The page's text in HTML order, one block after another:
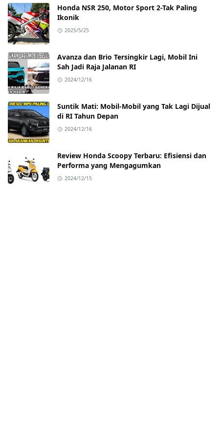
Honda NSR 250, Motor Sport 2-Tak Paling
Ikonik
2025/5/25
Avanza dan Brio Tersingkir Lagi, Mobil Ini
Sah Jadi Raja Jalanan RI
2024/12/16
Suntik Mati: Mobil-Mobil yang Tak Lagi Dijual
di RI Tahun Depan
2024/12/16
Review Honda Scoopy Terbaru: Efisiensi dan
Performa yang Mengagumkan
2024/12/15